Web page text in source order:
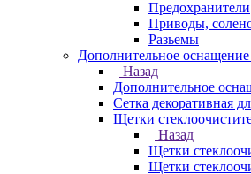
Предохранители
Приводы,
Разьемы
Дополнительное
Назад
Дополнительное
Сетка декоративная
Щетки
Назад
Щетки
Щетки